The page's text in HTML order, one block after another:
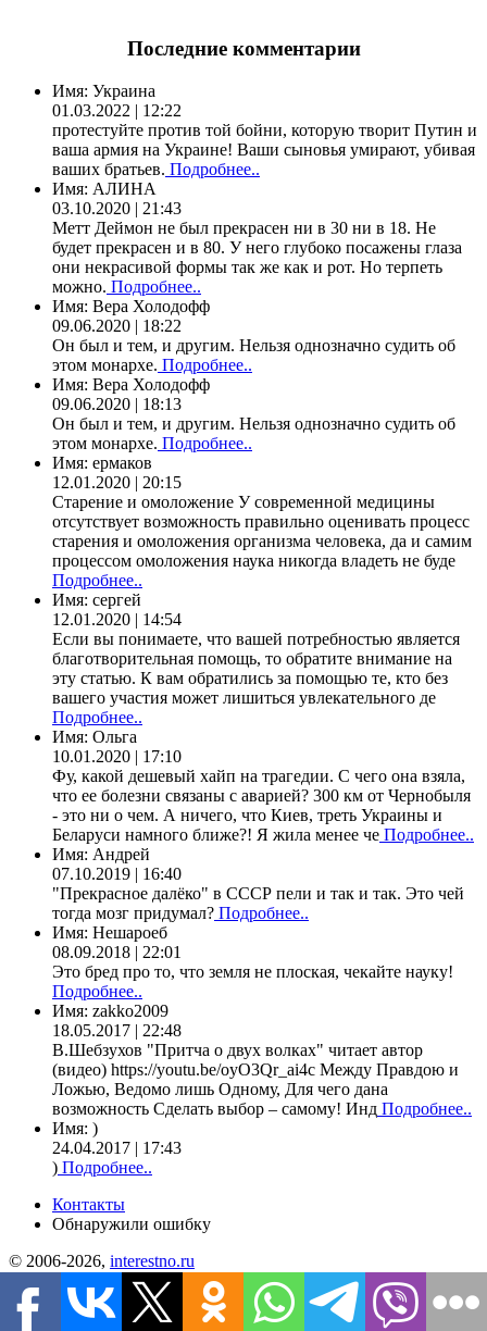
Последние комментарии
Имя: Украина
01.03.2022 | 12:22
протестуйте против той бойни, которую творит Путин и
ваша армия на Украине! Ваши сыновья умирают, убивая
ваших братьев. Подробнее..
Имя: АЛИНА
03.10.2020 | 21:43
Метт Деймон не был прекрасен ни в 30 ни в 18. Не
будет прекрасен и в 80. У него глубоко посажены глаза
они некрасивой формы так же как и рот. Но терпеть
можно. Подробнее..
Имя: Вера Холодофф
09.06.2020 | 18:22
Он был и тем, и другим. Нельзя однозначно судить об
этом монархе. Подробнее..
Имя: Вера Холодофф
09.06.2020 | 18:13
Он был и тем, и другим. Нельзя однозначно судить об
этом монархе. Подробнее..
Имя: ермаков
12.01.2020 | 20:15
Старение и омоложение У современной медицины
отсутствует возможность правильно оценивать процесс
старения и омоложения организма человека, да и самим
процессом омоложения наука никогда владеть не буде
Подробнее..
Имя: сергей
12.01.2020 | 14:54
Если вы понимаете, что вашей потребностью является
благотворительная помощь, то обратите внимание на
эту статью. К вам обратились за помощью те, кто без
вашего участия может лишиться увлекательного де
Подробнее..
Имя: Ольга
10.01.2020 | 17:10
Фу, какой дешевый хайп на трагедии. С чего она взяла,
что ее болезни связаны с аварией? 300 км от Чернобыля
- это ни о чем. А ничего, что Киев, треть Украины и
Беларуси намного ближе?! Я жила менее че Подробнее..
Имя: Андрей
07.10.2019 | 16:40
"Прекрасное далёко" в СССР пели и так и так. Это чей
тогда мозг придумал? Подробнее..
Имя: Нешароеб
08.09.2018 | 22:01
Это бред про то, что земля не плоская, чекайте науку!
Подробнее..
Имя: zakko2009
18.05.2017 | 22:48
В.Шебзухов "Притча о двух волках" читает автор
(видео) https://youtu.be/oyO3Qr_ai4c Между Правдою и
Ложью, Ведомо лишь Одному, Для чего дана
возможность Сделать выбор – самому! Инд Подробнее..
Имя: )
24.04.2017 | 17:43
) Подробнее..
Контакты
Обнаружили ошибку
© 2006-2026, interestno.ru